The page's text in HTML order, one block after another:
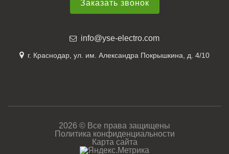
Заказать звонок
info@yse-electro.com
г. Краснодар, ул. им. Александра Покрышкина, д. 4/10
2026 © Все права защищены
Политика конфиденциальности
Карта сайта